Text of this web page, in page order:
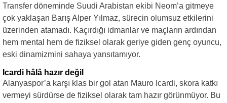
Transfer döneminde Suudi Arabistan ekibi Neom’a gitmeye
çok yaklaşan Barış Alper Yılmaz, sürecin olumsuz etkilerini
üzerinden atamadı. Kaçırdığı idmanlar ve maçların ardından
hem mental hem de fiziksel olarak geriye giden genç oyuncu,
eski dinamizmini sahaya yansıtamıyor.
Icardi hâlâ hazır değil
Alanyaspor’a karşı klas bir gol atan Mauro Icardi, skora katkı
vermeyi sürdürse de fiziksel olarak tam hazır görünmüyor. Bu